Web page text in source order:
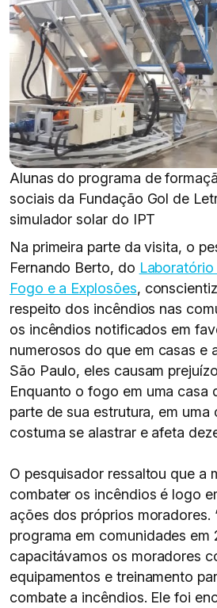
Alunas do programa de
sociais da Fundação Gol de
simulador solar do IPT
Na primeira parte da visita, o
Fernando Berto, do
Fogo e a Explosões,
respeito dos incêndios nas
os incêndios notificados em
numerosos do que em casas e
São Paulo, eles causam
Enquanto o fogo em uma casa
parte de sua estrutura, em uma
costuma se alastrar e afeta
O pesquisador ressaltou que a
combater os incêndios é logo
ações dos próprios moradores.
programa em comunidades em
capacitávamos os moradores
equipamentos e treinamento
combate a incêndios. Ele foi